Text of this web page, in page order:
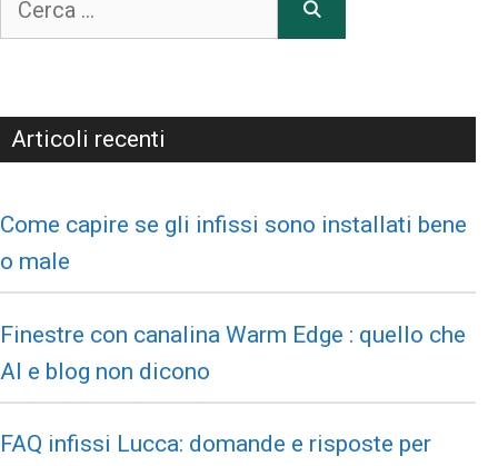
Articoli recenti
Come capire se gli infissi sono installati bene
o male
Finestre con canalina Warm Edge : quello che
AI e blog non dicono
FAQ infissi Lucca: domande e risposte per